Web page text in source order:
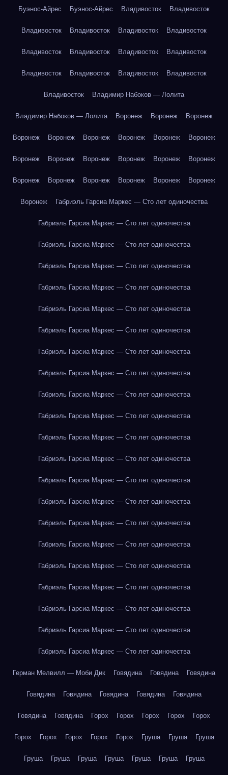
Буэнос-Айрес Буэнос-Айрес Владивосток Владивосток
Владивосток Владивосток Владивосток Владивосток
Владивосток Владивосток Владивосток Владивосток
Владивосток Владивосток Владивосток Владивосток
Владивосток Владимир Набоков — Лолита
Владимир Набоков — Лолита Воронеж Воронеж Воронеж
Воронеж Воронеж Воронеж Воронеж Воронеж Воронеж
Воронеж Воронеж Воронеж Воронеж Воронеж Воронеж
Воронеж Воронеж Воронеж Воронеж Воронеж Воронеж
Воронеж Габриэль Гарсиа Маркес — Сто лет одиночества
Габриэль Гарсиа Маркес — Сто лет одиночества
Габриэль Гарсиа Маркес — Сто лет одиночества
Габриэль Гарсиа Маркес — Сто лет одиночества
Габриэль Гарсиа Маркес — Сто лет одиночества
Габриэль Гарсиа Маркес — Сто лет одиночества
Габриэль Гарсиа Маркес — Сто лет одиночества
Габриэль Гарсиа Маркес — Сто лет одиночества
Габриэль Гарсиа Маркес — Сто лет одиночества
Габриэль Гарсиа Маркес — Сто лет одиночества
Габриэль Гарсиа Маркес — Сто лет одиночества
Габриэль Гарсиа Маркес — Сто лет одиночества
Габриэль Гарсиа Маркес — Сто лет одиночества
Габриэль Гарсиа Маркес — Сто лет одиночества
Габриэль Гарсиа Маркес — Сто лет одиночества
Габриэль Гарсиа Маркес — Сто лет одиночества
Габриэль Гарсиа Маркес — Сто лет одиночества
Габриэль Гарсиа Маркес — Сто лет одиночества
Габриэль Гарсиа Маркес — Сто лет одиночества
Габриэль Гарсиа Маркес — Сто лет одиночества
Габриэль Гарсиа Маркес — Сто лет одиночества
Габриэль Гарсиа Маркес — Сто лет одиночества
Герман Мелвилл — Моби Дик Говядина Говядина Говядина
Говядина Говядина Говядина Говядина Говядина
Говядина Говядина Горох Горох Горох Горох Горох
Горох Горох Горох Горох Горох Груша Груша Груша
Груша Груша Груша Груша Груша Груша Груша